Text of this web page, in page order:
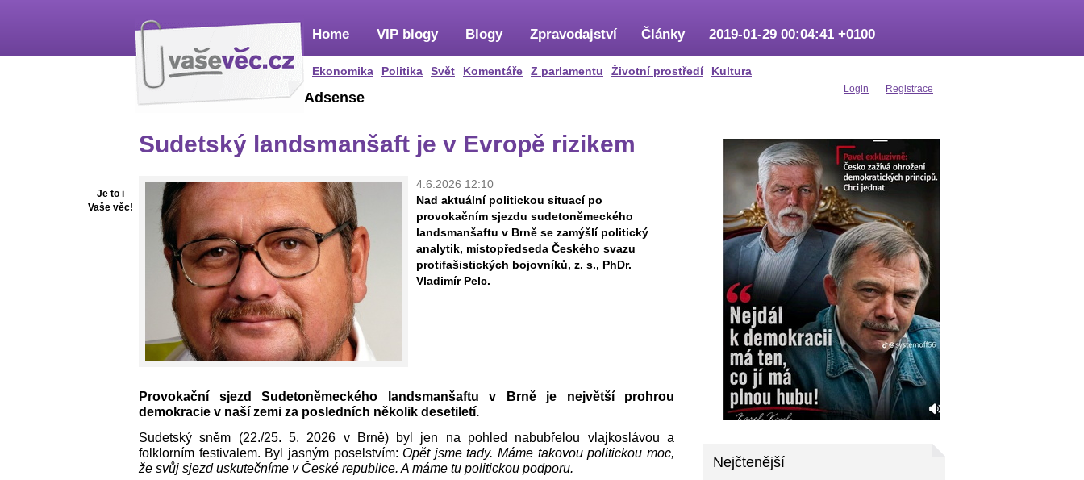
Home
Ekonomika Politika Svět Komentáře Z parlamentu Životní prostředí Kultura
VIP blogy Blogy Zpravodajství Články 2019-01-29 00:04:41 +0100
Login Registrace
Je to i
Vaše věc!
Adsense
Sudetský landsmanšaft je v Evropě rizikem
4.6.2026 12:10
Nad aktuální politickou situací po
provokačním sjezdu sudetoněmeckého
landsmanšaftu v Brně se zamýšlí politický
analytik, místopředseda Českého svazu
protifašistických bojovníků, z. s., PhDr.
Vladimír Pelc.
Provokační sjezd Sudetoněmeckého landsmanšaftu v Brně je největší prohrou
demokracie v naší zemi za posledních několik desetiletí.
Sudetský sněm (22./25. 5. 2026 v Brně) byl jen na pohled nabubřelou vlajkoslávou a
folklorním festivalem. Byl jasným poselstvím:Opět jsme tady. Máme takovou politickou moc,
že svůj sjezd uskutečníme v České republice. A máme tu politickou podporu.
Nejčtenější